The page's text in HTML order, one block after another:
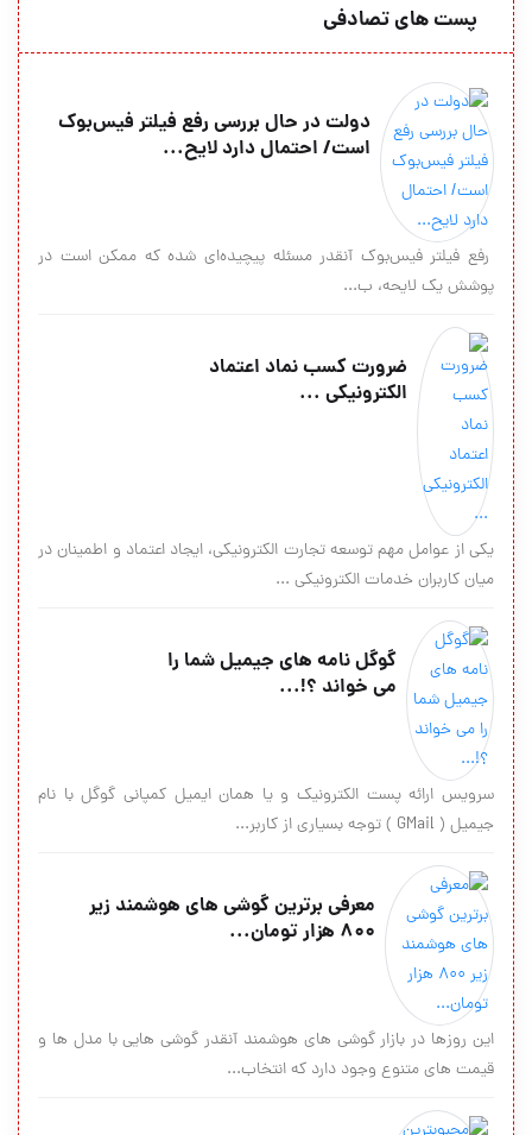
پست های تصادفی
دولت در حال بررسی رفع فیلتر فیس‌بوک
است/ احتمال دارد لایح...
رفع فیلتر فیس‌بوک آنقدر مسئله پیچیده‌ای شده که ممکن است در
پوشش یک لایحه‌، ب...
ضرورت کسب نماد اعتماد
الکترونیکی ...
یکی از عوامل مهم توسعه تجارت الکترونیکی، ایجاد اعتماد و اطمینان در
میان کاربران خدمات الکترونیکی ...
گوگل نامه های جیمیل شما را
می خواند ؟!...
سرویس ارائه پست الکترونیک و یا همان ایمیل کمپانی گوگل با نام
جیمیل ( GMail ) توجه بسیاری از کاربر...
معرفی برترین گوشی های هوشمند زیر
۸۰۰ هزار تومان...
این روزها در بازار گوشی های هوشمند آنقدر گوشی هایی با مدل ها و
قیمت های متنوع وجود دارد که انتخاب...